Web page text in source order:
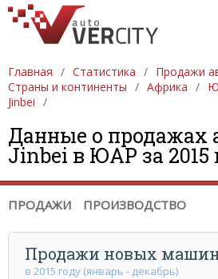
Главная Статистика
Продажи
Страны и континенты
Африка
Jinbei
Данные о продажах
Jinbei в ЮАР за 2015
ПРОДАЖИ ПРОИЗВОДСТВО
АЗИЯ
СЕВЕРНАЯ АМЕРИКА
АФРИКА
ПРОИЗВОДСТВО
АФРИКА
АВСТРАЛИЯ И
Продажи новых
в 2015 году (январь - декабрь)